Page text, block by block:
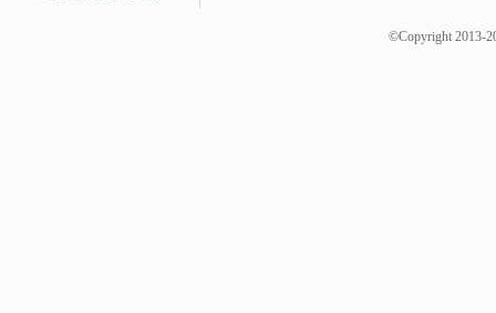
©Copyright 2013-